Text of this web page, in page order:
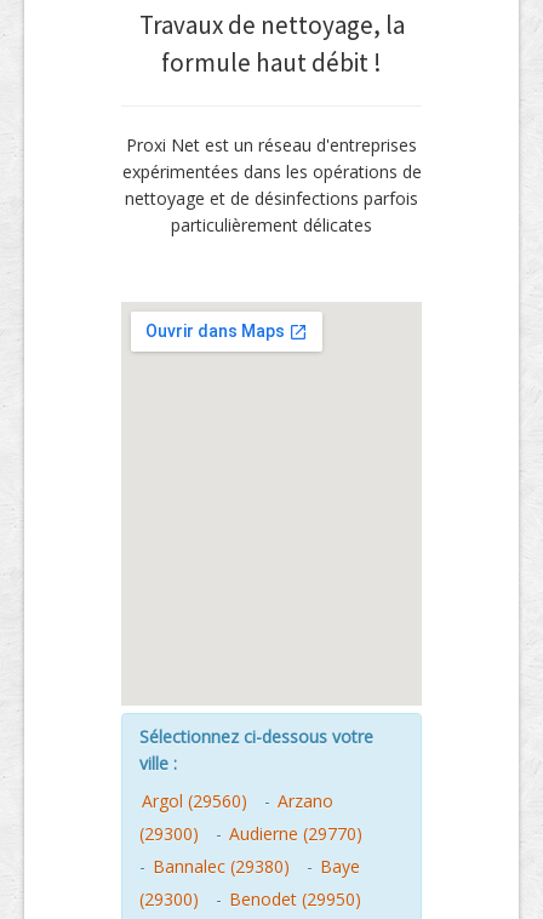
Travaux de nettoyage, la
formule haut débit !
Proxi Net est un réseau d'entreprises
expérimentées dans les opérations de
nettoyage et de désinfections parfois
particulièrement délicates
Sélectionnez ci-dessous votre
ville :
Argol (29560)
- Arzano
(29300)
- Audierne (29770)
- Bannalec (29380) - Baye
(29300)
- Benodet (29950)